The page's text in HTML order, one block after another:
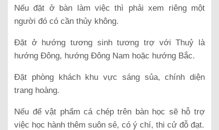
Nếu đặt ở bàn làm việc thì phải xem riêng một
người đó có cần thủy không.
Đặt ở hướng tương sinh tương trợ với Thuỷ là
hướng Đông, hướng Đông Nam hoặc hướng Bắc.
Đặt phòng khách khu vực sáng sủa, chính diện
trang hoàng.
Nếu để vật phẩm cá chép trên bàn học sẽ hỗ trợ
việc học hành thêm suôn sẻ, có ý chí, thi cử đỗ đạt.